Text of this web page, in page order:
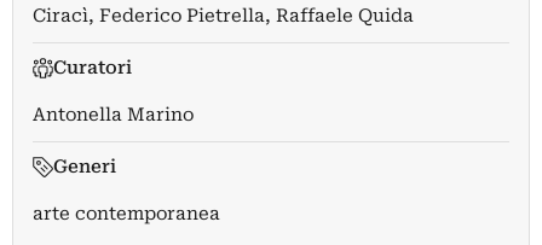
Ciracì, Federico Pietrella, Raffaele Quida
Curatori
Antonella Marino
Generi
arte contemporanea